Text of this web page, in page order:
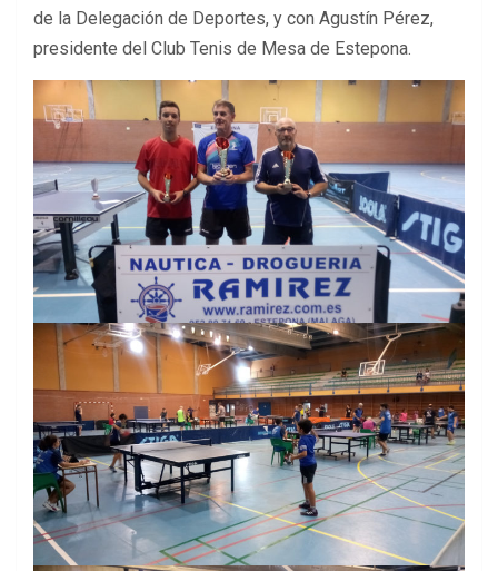
de la Delegación de Deportes, y con Agustín Pérez,
presidente del Club Tenis de Mesa de Estepona.